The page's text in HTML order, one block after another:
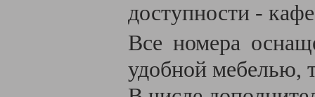
доступности -
Все номера
удобной мебелью,